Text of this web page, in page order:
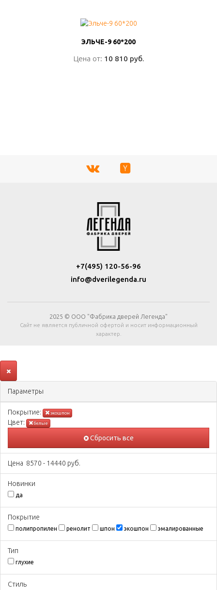
ЭЛЬЧЕ-9 60*200
Цена от: 10 810 руб.
ЭЛЬЧЕ-9 60*200
Цена от: 10 810 руб.
+7(495) 120-56-96
info@dverilegenda.ru
2025 © ООО "Фабрика дверей Легенда"
Сайт не является публичной офертой и носит информационный
характер.
Параметры
Покрытиe: экошпон
Цвeт: белые
Сбросить все
Цена 8570 - 14440 руб.
Новинки
да
Покрытиe
полипропилен ренолит шпон экошпон эмалированные
Тип
глухие
Стиль